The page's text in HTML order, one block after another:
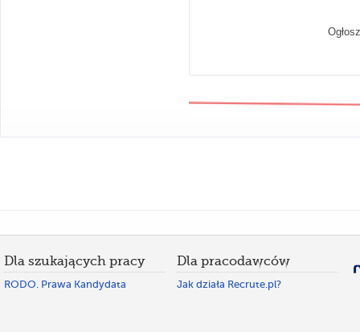
Dla szukających pracy
RODO. Prawa Kandydata
Dla pracodawców
Jak działa Recrute.pl?